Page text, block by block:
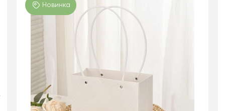
Пакеты для цветов и подарков
Фоамиран
Игрушки мягкие
Новинка